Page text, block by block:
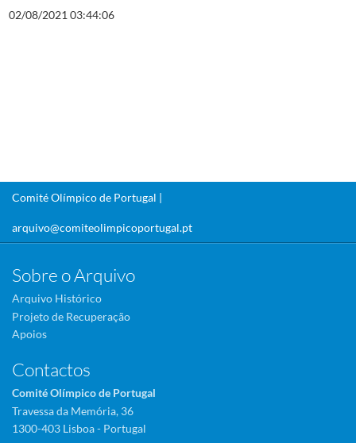
02/08/2021 03:44:06
Comité Olímpico de Portugal |
arquivo@comiteolimpicoportugal.pt
Sobre o Arquivo
Arquivo Histórico
Projeto de Recuperação
Apoios
Contactos
Comité Olímpico de Portugal
Travessa da Memória, 36
1300-403 Lisboa - Portugal